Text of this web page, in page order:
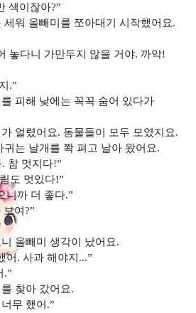
색이잖아?”
워 올빼미를 쪼아대기 시작했어요.
놓다니 가만두지 않을 거야. 까악!
.”
피해 낮에는 꼭꼭 숨어 있다가
얼렸어요. 동물들이 모두 모였지요.
는 날개를 쫙 펴고 날아 왔어요.
. 참 멋지다!”
도 멋있다!”
니까 더 좋다.”
여?”
올빼미 생각이 났어요.
어 . 사과 해야지 ...”
.”
찾아 갔어요.
무 했어 .”